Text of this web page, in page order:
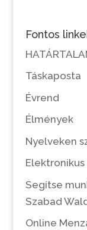
Fontos
Táskaposta
Évrend
Élmények
Nyelveken
Segítse
Szabad
Online